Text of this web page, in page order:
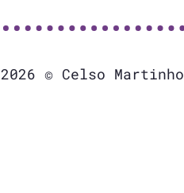
2026 © Celso Martinho